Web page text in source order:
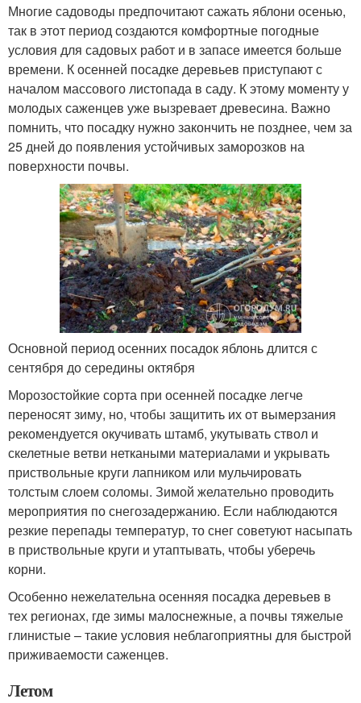
Многие садоводы предпочитают сажать яблони осенью,
так в этот период создаются комфортные погодные
условия для садовых работ и в запасе имеется больше
времени. К осенней посадке деревьев приступают с
началом массового листопада в саду. К этому моменту у
молодых саженцев уже вызревает древесина. Важно
помнить, что посадку нужно закончить не позднее, чем за
25 дней до появления устойчивых заморозков на
поверхности почвы.
Основной период осенних посадок яблонь длится с
сентября до середины октября
Морозостойкие сорта при осенней посадке легче
переносят зиму, но, чтобы защитить их от вымерзания
рекомендуется окучивать штамб, укутывать ствол и
скелетные ветви неткаными материалами и укрывать
приствольные круги лапником или мульчировать
толстым слоем соломы. Зимой желательно проводить
мероприятия по снегозадержанию. Если наблюдаются
резкие перепады температур, то снег советуют насыпать
в приствольные круги и утаптывать, чтобы уберечь
корни.
Особенно нежелательна осенняя посадка деревьев в
тех регионах, где зимы малоснежные, а почвы тяжелые
глинистые – такие условия неблагоприятны для быстрой
приживаемости саженцев.
Летом